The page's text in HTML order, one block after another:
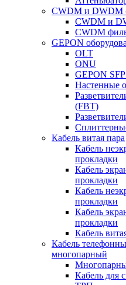
CWDM и DWDM
CWDM и
CWDM
GEPON
OLT
ONU
GEPON
Настенные
(FBT)
Кабель витая пара
Кабель
прокладки
Кабель
прокладки
Кабель
прокладки
Кабель
прокладки
Кабель
Кабель
многопарный
Кабель для